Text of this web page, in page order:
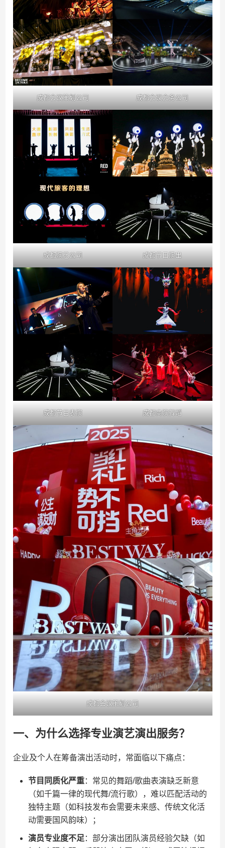
成都会议策划公司 成都会议会务公司
成都演艺公司 成都节目演出
成都节目表演 成都商演舞蹈
成都会议策划公司
一、为什么选择专业演艺演出服务？
企业及个人在筹备演出活动时，常面临以下痛点：
​节目同质化严重​​：常见的舞蹈/歌曲表演缺乏新意
（如千篇一律的现代舞/流行歌），难以匹配活动的
独特主题（如科技发布会需要未来感、传统文化活
动需要国风韵味）；
​演员专业度不足​ ​：部分演出团队演员经验欠缺（如